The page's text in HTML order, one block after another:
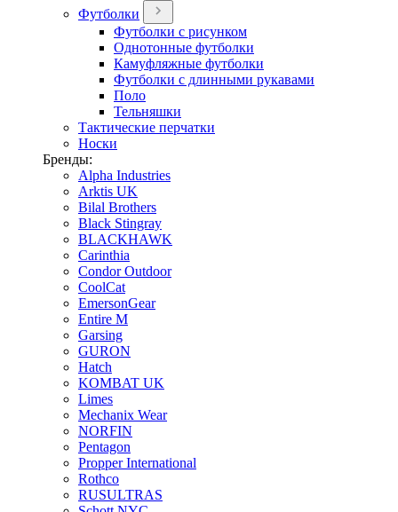
Футболки
Футболки с рисунком
Однотонные футболки
Камуфляжные футболки
Футболки с длинными рукавами
Поло
Тельняшки
Тактические перчатки
Носки
Бренды:
Alpha Industries
Arktis UK
Bilal Brothers
Black Stingray
BLACKHAWK
Carinthia
Condor Outdoor
CoolCat
EmersonGear
Entire M
Garsing
GURON
Hatch
KOMBAT UK
Limes
Mechanix Wear
NORFIN
Pentagon
Propper International
Rothco
RUSULTRAS